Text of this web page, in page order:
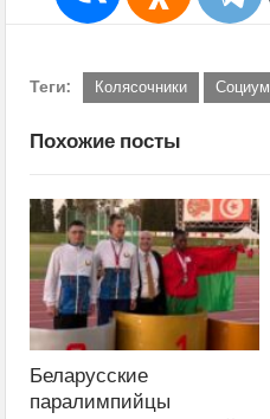
Теги: Колясочники Социум
Похожие посты
Беларусские
паралимпийцы